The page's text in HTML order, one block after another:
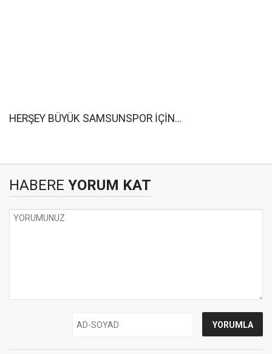
HERŞEY BÜYÜK SAMSUNSPOR İÇİN…
HABERE YORUM KAT